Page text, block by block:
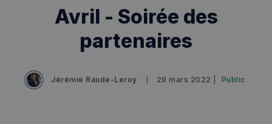
Recherche Chatbot IA
RECHERCHES POPULAIRES
Annuaire des professionnels
Avril - Soirée des
partenaires
Jérémie Raude-Leroy 29 mars 2022 | Public